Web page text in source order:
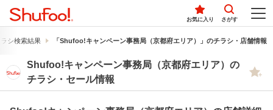
お気に入り さがす
シ検索結果 「Shufoo!キャンペーン事務局（京都府エリア）」のチラシ・店舗情報
Shufoo!キャンペーン事務局（京都府エリア）の
チラシ・セール情報